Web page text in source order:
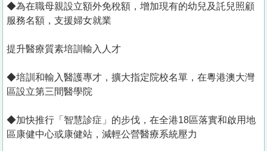
◆為在職母親設立額外免稅額，增加現有的幼兒及託兒照顧
服務名額，支援婦女就業
提升醫療質素培訓輸入人才
◆培訓和輸入醫護專才，擴大指定院校名單，在粵港澳大灣
區設立第三間醫學院
◆加快推行「智慧診症」的步伐，在全港18區落實和啟用地
區康健中心或康健站，減輕公營醫療系統壓力